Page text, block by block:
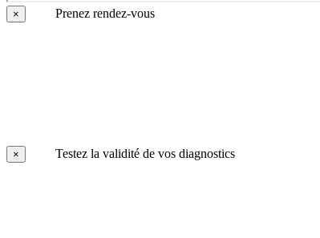
× Prenez rendez-vous
× Testez la validité de vos diagnostics